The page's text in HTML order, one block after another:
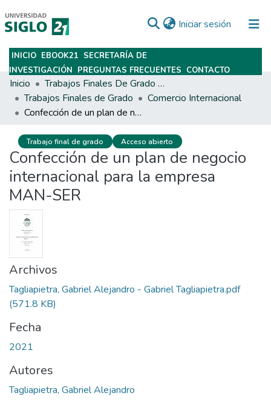
Iniciar sesión (current)
Subir
INICIO EBOOK21 SECRETARÍA DE
INVESTIGACIÓN PREGUNTAS FRECUENTES CONTACTO
Inicio
Trabajos Finales De Grado Y Posgrado
Trabajos Finales de Grado
Comercio Internacional
Confección de un plan de negocio internacional para la empresa MAN-SER
Trabajo final de grado Acceso abierto
Confección de un plan de negocio
internacional para la empresa
MAN-SER
Archivos
Tagliapietra, Gabriel Alejandro - Gabriel Tagliapietra.pdf
(571.8 KB)
Fecha
2021
Autores
Tagliapietra, Gabriel Alejandro